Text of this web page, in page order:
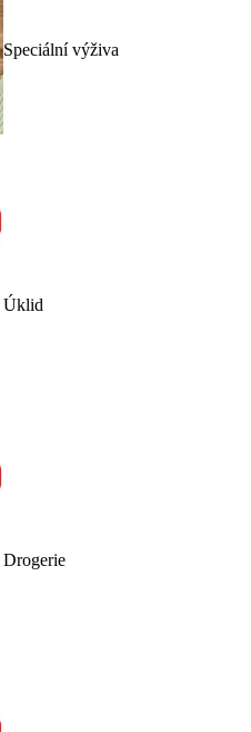
Speciální výživa
Úklid
Drogerie